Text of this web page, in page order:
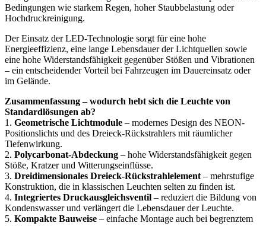
Bedingungen wie starkem Regen, hoher Staubbelastung oder
Hochdruckreinigung.
Der Einsatz der LED-Technologie sorgt für eine hohe
Energieeffizienz, eine lange Lebensdauer der Lichtquellen sowie
eine hohe Widerstandsfähigkeit gegenüber Stößen und Vibrationen
– ein entscheidender Vorteil bei Fahrzeugen im Dauereinsatz oder
im Gelände.
Zusammenfassung – wodurch hebt sich die Leuchte von
Standardlösungen ab?
1. Geometrische Lichtmodule – modernes Design des NEON-
Positionslichts und des Dreieck-Rückstrahlers mit räumlicher
Tiefenwirkung.
2. Polycarbonat-Abdeckung – hohe Widerstandsfähigkeit gegen
Stöße, Kratzer und Witterungseinflüsse.
3. Dreidimensionales Dreieck-Rückstrahlelement – mehrstufige
Konstruktion, die in klassischen Leuchten selten zu finden ist.
4. Integriertes Druckausgleichsventil – reduziert die Bildung von
Kondenswasser und verlängert die Lebensdauer der Leuchte.
5. Kompakte Bauweise – einfache Montage auch bei begrenztem